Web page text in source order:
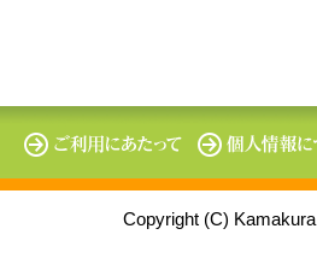
Copyright (C)